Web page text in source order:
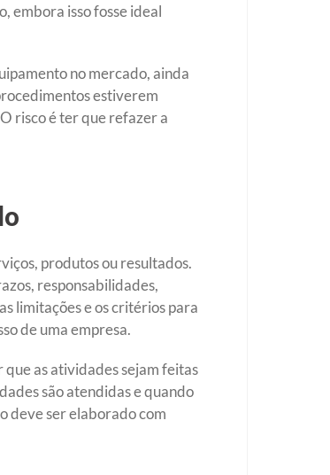
embora isso fosse ideal
no mercado, ainda
estiverem
risco é ter que refazer a
produtos ou resultados.
responsabilidades,
limitações e os critérios para
de uma empresa.
as atividades sejam feitas
são atendidas e quando
deve ser elaborado com